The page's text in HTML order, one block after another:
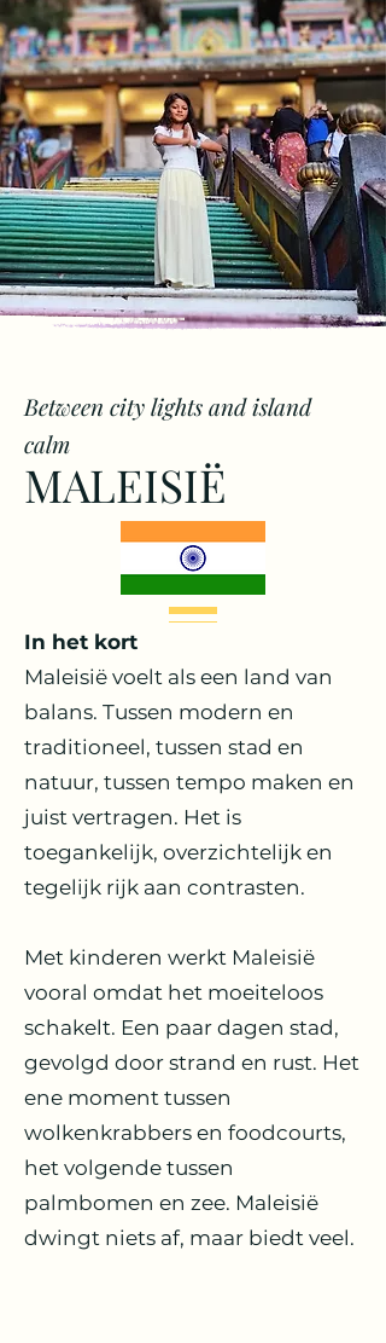
Between city lights and island
calm
MALEISIË
In het kort
Maleisië voelt als een land van
balans. Tussen modern en
traditioneel, tussen stad en
natuur, tussen tempo maken en
juist vertragen. Het is
toegankelijk, overzichtelijk en
tegelijk rijk aan contrasten.
Met kinderen werkt Maleisië
vooral omdat het moeiteloos
schakelt. Een paar dagen stad,
gevolgd door strand en rust. Het
ene moment tussen
wolkenkrabbers en foodcourts,
het volgende tussen
palmbomen en zee. Maleisië
dwingt niets af, maar biedt veel.